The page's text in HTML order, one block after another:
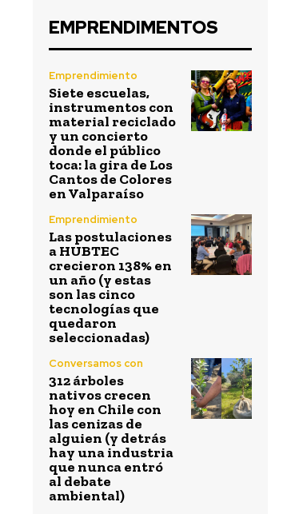
EMPRENDIMENTOS
Emprendimiento
Siete escuelas,
instrumentos con
material reciclado
y un concierto
donde el público
toca: la gira de Los
Cantos de Colores
en Valparaíso
Emprendimiento
Las postulaciones
a HUBTEC
crecieron 138% en
un año (y estas
son las cinco
tecnologías que
quedaron
seleccionadas)
Conversamos con
312 árboles
nativos crecen
hoy en Chile con
las cenizas de
alguien (y detrás
hay una industria
que nunca entró
al debate
ambiental)